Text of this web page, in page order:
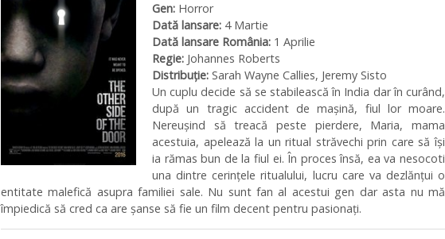
Gen: Horror
Dată lansare: 4 Martie
Dată lansare România: 1 Aprilie
Regie: Johannes Roberts
Distribuţie: Sarah Wayne Callies, Jeremy Sisto
Un cuplu decide să se stabilească în India dar în curând,
după un tragic accident de mașină, fiul lor moare.
Nereușind să treacă peste pierdere, Maria, mama
acestuia, apelează la un ritual străvechi prin care să își
ia rămas bun de la fiul ei. În proces însă, ea va nesocoti
una dintre cerințele ritualului, lucru care va dezlănțui o
entitate malefică asupra familiei sale. Nu sunt fan al acestui gen dar asta nu mă
împiedică să cred ca are șanse să fie un film decent pentru pasionați.